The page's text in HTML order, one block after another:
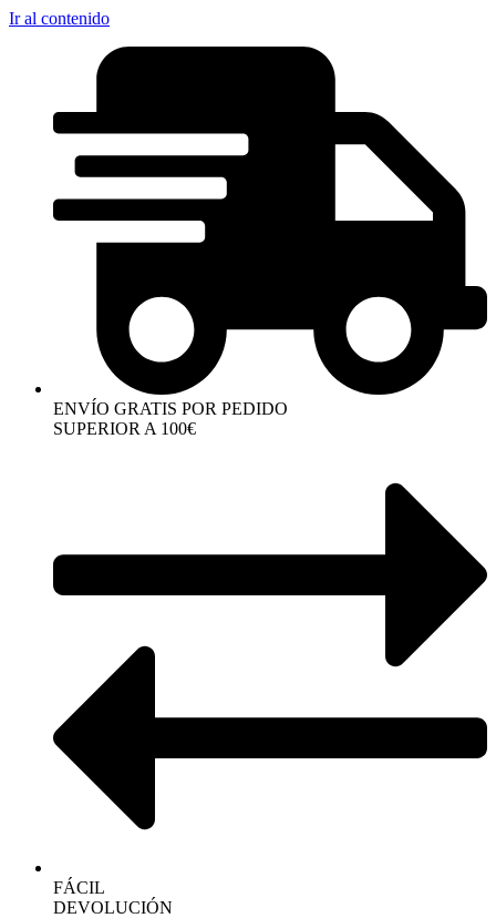
Ir al contenido
ENVÍO GRATIS POR PEDIDO
SUPERIOR A 100€
FÁCIL
DEVOLUCIÓN